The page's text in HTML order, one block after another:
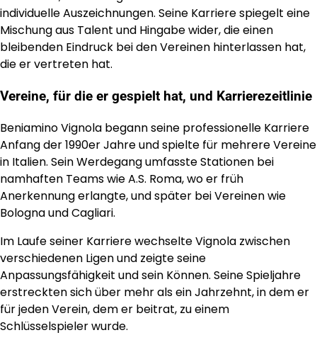
individuelle Auszeichnungen. Seine Karriere spiegelt eine
Mischung aus Talent und Hingabe wider, die einen
bleibenden Eindruck bei den Vereinen hinterlassen hat,
die er vertreten hat.
Vereine, für die er gespielt hat, und Karrierezeitlinie
Beniamino Vignola begann seine professionelle Karriere
Anfang der 1990er Jahre und spielte für mehrere Vereine
in Italien. Sein Werdegang umfasste Stationen bei
namhaften Teams wie A.S. Roma, wo er früh
Anerkennung erlangte, und später bei Vereinen wie
Bologna und Cagliari.
Im Laufe seiner Karriere wechselte Vignola zwischen
verschiedenen Ligen und zeigte seine
Anpassungsfähigkeit und sein Können. Seine Spieljahre
erstreckten sich über mehr als ein Jahrzehnt, in dem er
für jeden Verein, dem er beitrat, zu einem
Schlüsselspieler wurde.